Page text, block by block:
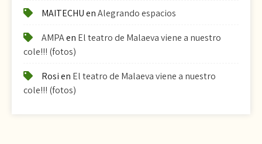
MAITECHUenAlegrando espacios
AMPAen El teatro de Malaeva viene a nuestro
cole!!! (fotos)
Rosien El teatro de Malaeva viene a nuestro
cole!!! (fotos)